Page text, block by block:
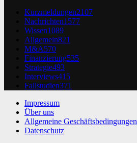
Kurzmeldungen2107
Nachrichten1577
Wissen1089
Allgemein821
M&A570
Finanzierung535
Strategie493
Interviews415
Fallstudien371
Impressum
Über uns
Allgemeine Geschäftsbedingungen
Datenschutz